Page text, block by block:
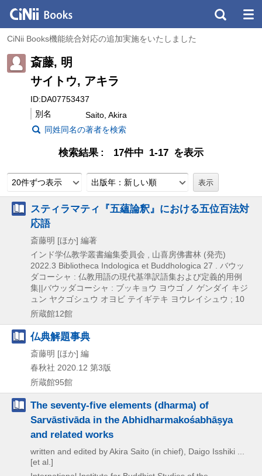
CiNii Books機能統合対応の追加実施をいたしました
斎藤, 明
サイトウ, アキラ
ID:DA07753437
別名
Saito, Akira
同姓同名の著者を検索
検索結果 17件中 1-17 を表示
20件ずつ表示 出版年：新しい順
スティラマティ『五蘊論釈』における五位百法対
応語
斎藤明 [ほか] 編著
インド学仏教学叢書編集委員会 , 山喜房佛書林 (発売)
2022.3 Bibliotheca Indologica et Buddhologica 27 . バウッ
ダコーシャ : 仏教用語の現代基準訳語集および定義的用例
集||バウッダコーシャ : ブッキョウ ヨウゴ ノ ゲンダイ キジ
ュン ヤクゴシュウ オヨビ テイギテキ ヨウレイシュウ ; 10
所蔵館12館
仏典解題事典
斎藤明 [ほか] 編
春秋社 2020.12 第3版
所蔵館95館
The seventy-five elements (dharma) of
Sarvāstivāda in the Abhidharmakośabhāṣya
and related works
written and edited by Akira Saito (in chief), Daigo Isshiki ...
[et al.]